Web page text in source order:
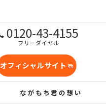
0120-43-4155
フリーダイヤル
オフィシャルサイト
ながもち君の想い